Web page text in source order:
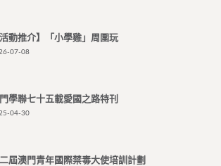
活動推介】「小學雞」周圍玩
07-08
學聯七十五載愛國之路特刊
04-30
屆澳門青年國際禁毒大使培訓計劃